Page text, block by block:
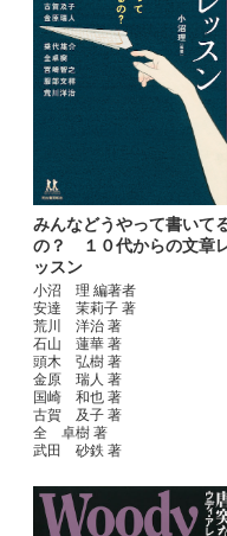
みんなどうやって書いて
の？ １０代からの文章
ッスン
小沼 理 編著者
安達 茉莉子 著
荒川 洋治 著
石山 蓮華 著
頭木 弘樹 著
金原 瑞人 著
国崎 和也 著
古賀 及子 著
全 卓樹 著
武田 砂鉄 著